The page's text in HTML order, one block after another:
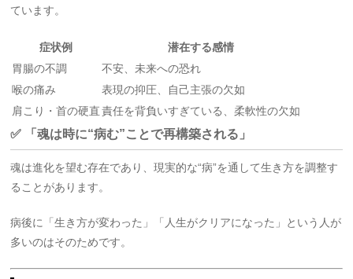
ています。
症状例
潜在する感情
胃腸の不調
不安、未来への恐れ
喉の痛み
表現の抑圧、自己主張の欠如
肩こり・首の硬直 責任を背負いすぎている、柔軟性の欠如
✅ 「魂は時に“病む”ことで再構築される」
魂は進化を望む存在であり、現実的な“病”を通して生き方を調整す
ることがあります。
病後に「生き方が変わった」「人生がクリアになった」という人が
多いのはそのためです。